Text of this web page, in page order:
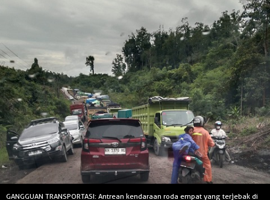
GANGGUAN TRANSPORTASI: Antrean kendaraan roda empat yang terjebak di